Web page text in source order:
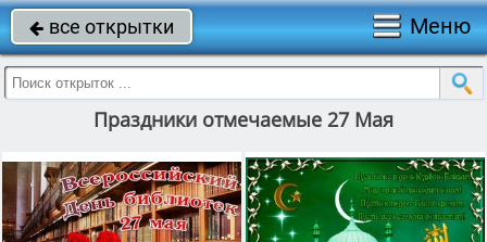
 все открытки Меню
Праздники отмечаемые 27 Мая